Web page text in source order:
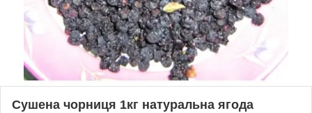
Сушена чорниця 1кг натуральна ягода